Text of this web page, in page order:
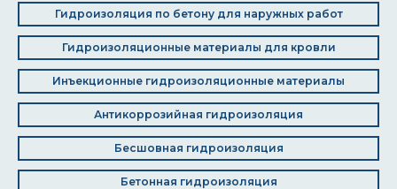
Гидроизоляция по бетону для наружных работ
Гидроизоляционные материалы для кровли
Инъекционные гидроизоляционные материалы
Антикоррозийная гидроизоляция
Бесшовная гидроизоляция
Бетонная гидроизоляция